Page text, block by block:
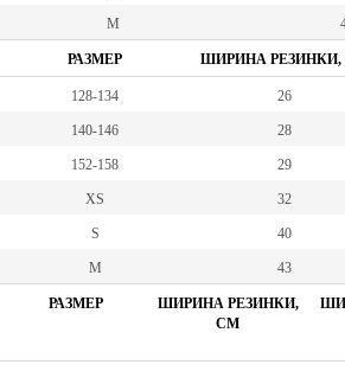
M
РАЗМЕР ШИРИНА
128-134 26
140-146 28
152-158 29
XS 32
S 40
M 43
РАЗМЕР
ШИРИНА РЕЗИНКИ,
СМ